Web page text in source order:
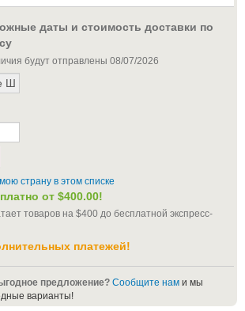
даты и стоимость доставки по
будут отправлены 08/07/2026
страну в этом списке
от $400.00!
товаров на $400 до бесплатной экспресс-
платежей!
предложение? Сообщите нам и мы
варианты!